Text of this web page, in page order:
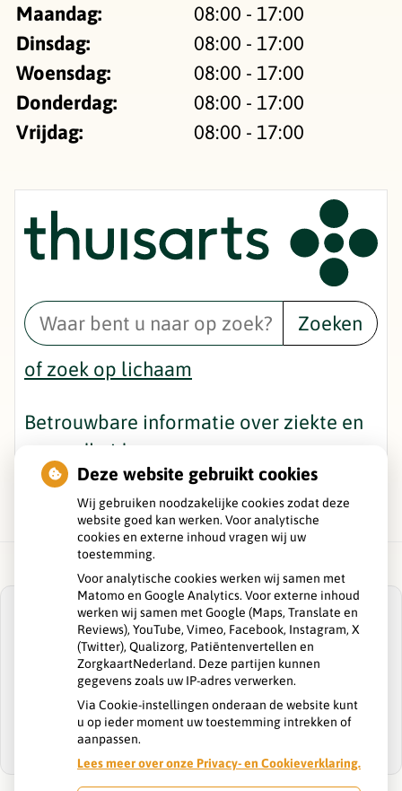
Maandag:
08:00 - 17:00
Dinsdag:
08:00 - 17:00
Woensdag:
08:00 - 17:00
Donderdag:
08:00 - 17:00
Vrijdag:
08:00 - 17:00
Zoeken
of zoek op lichaam
Betrouwbare informatie over ziekte en
gezondheid
U heeft geen toestemming gegeven voor
externe inhoud die nodig is om dit te
zien.
Cookie-instellingen wijzigen
Deze website gebruikt cookies
Wij gebruiken noodzakelijke cookies zodat deze
website goed kan werken. Voor analytische
cookies en externe inhoud vragen wij uw
toestemming.
Voor analytische cookies werken wij samen met
Matomo en Google Analytics. Voor externe inhoud
werken wij samen met Google (Maps, Translate en
Reviews), YouTube, Vimeo, Facebook, Instagram, X
(Twitter), Qualizorg, Patiëntenvertellen en
ZorgkaartNederland. Deze partijen kunnen
gegevens zoals uw IP-adres verwerken.
Via Cookie-instellingen onderaan de website kunt
u op ieder moment uw toestemming intrekken of
aanpassen.
Lees meer over onze Privacy- en Cookieverklaring.